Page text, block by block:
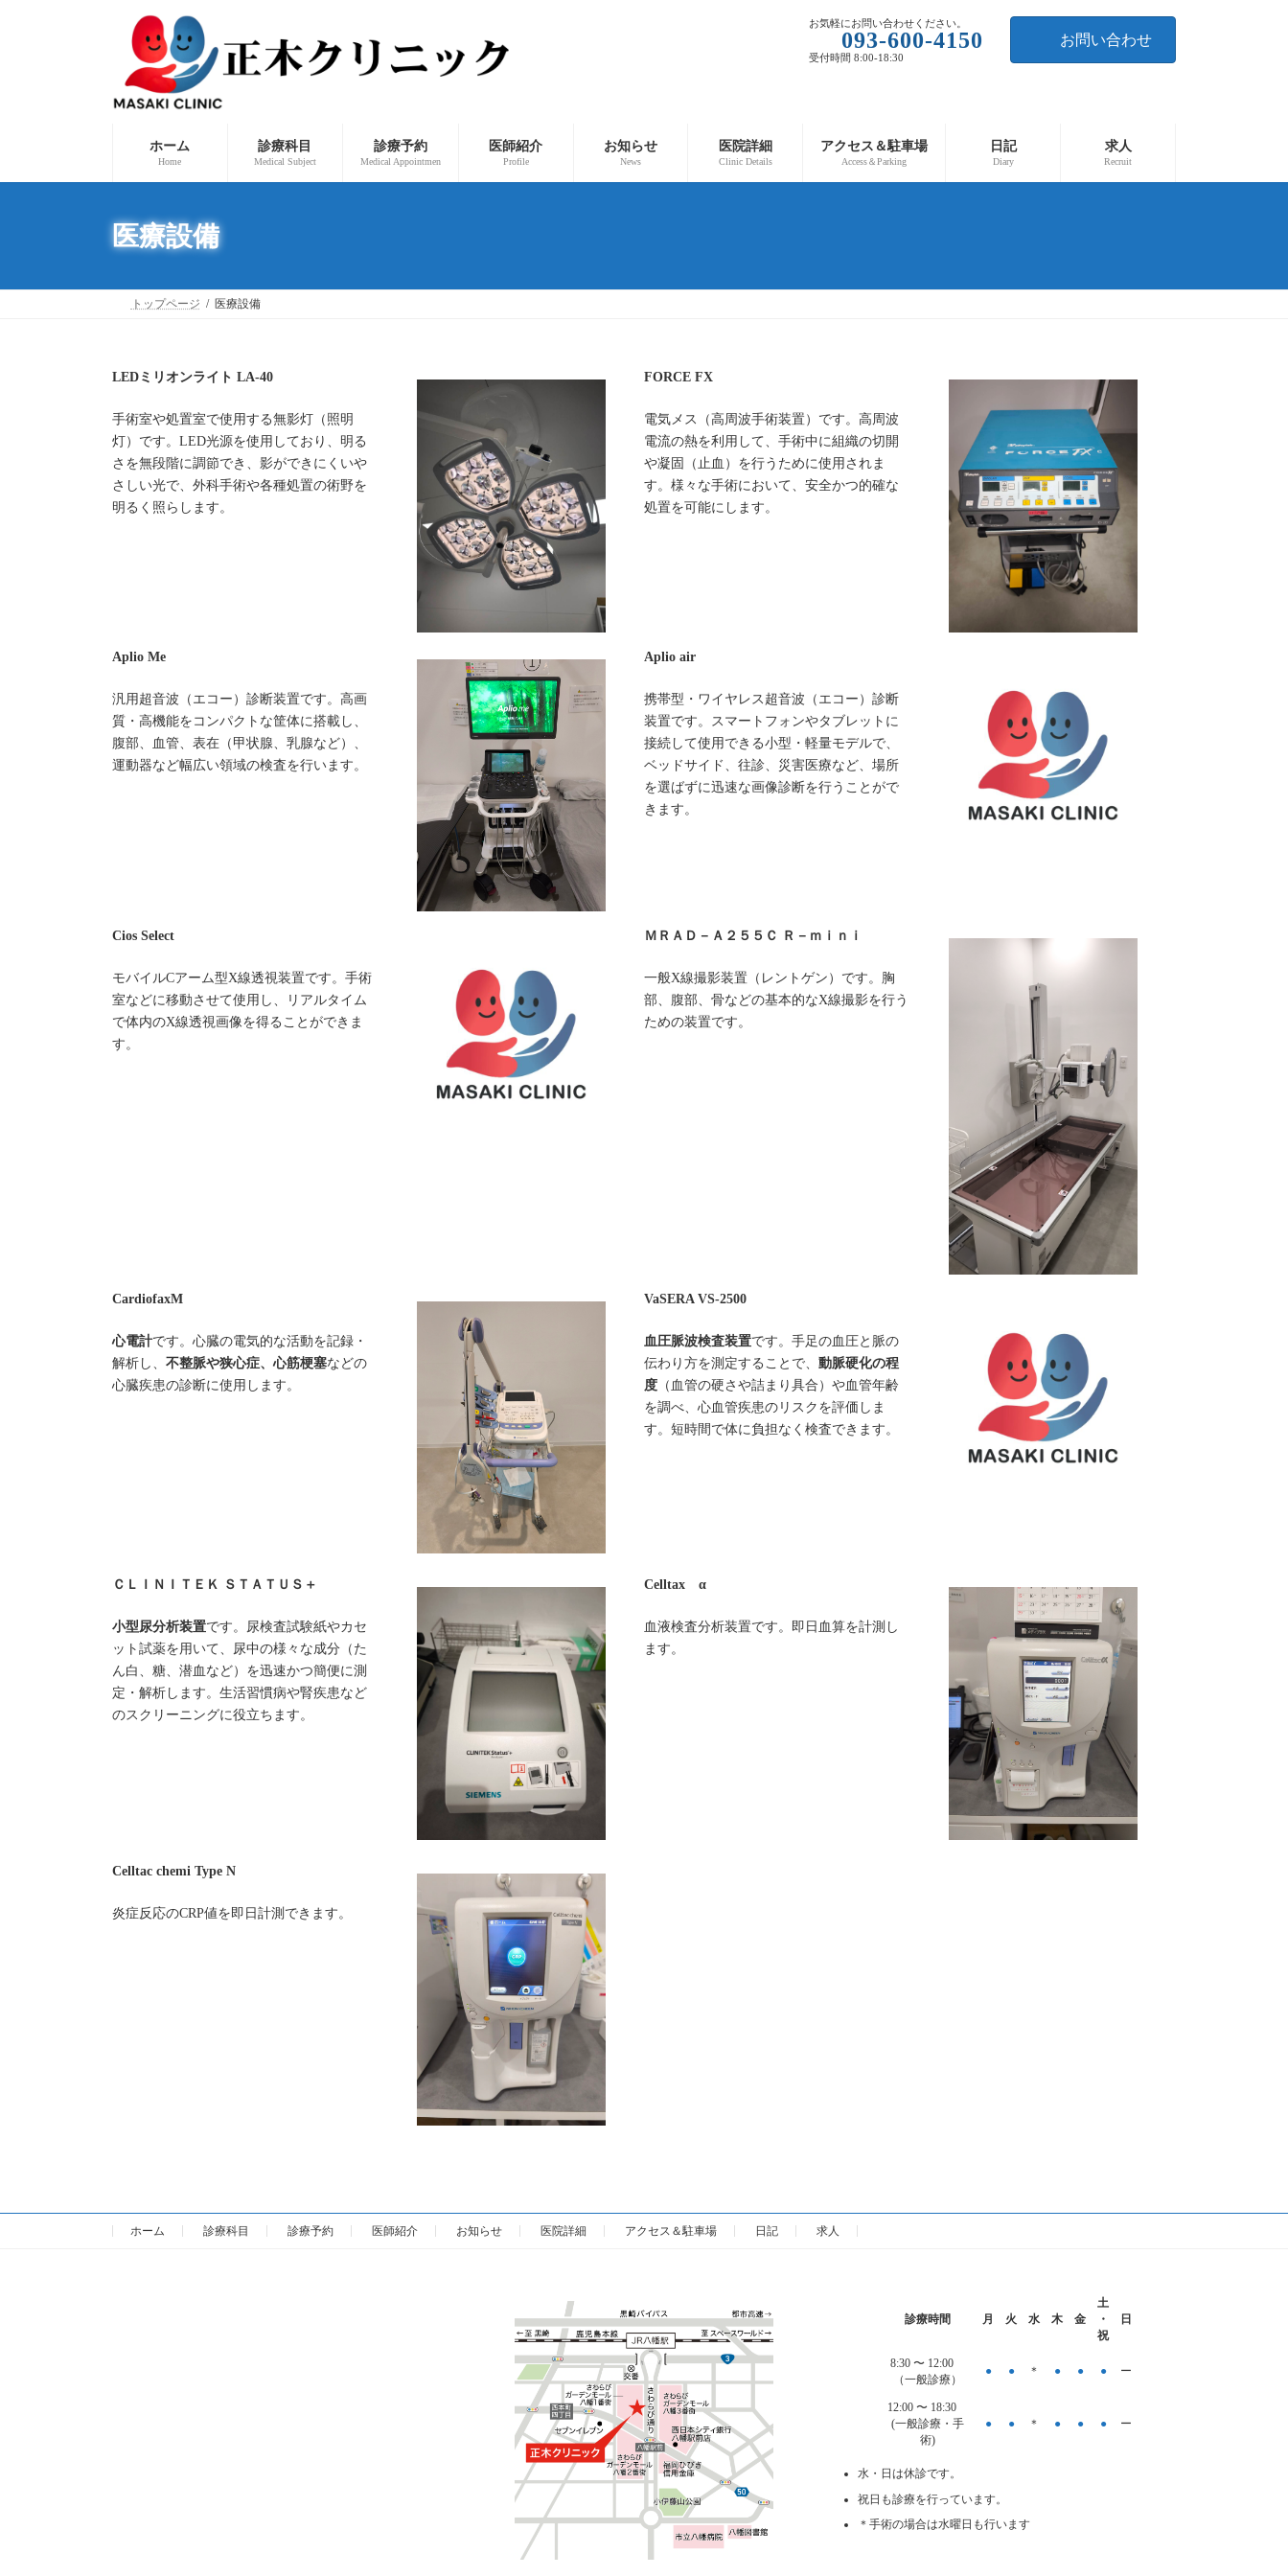
お気軽にお問い合わせください。
093-600-4150
受付時間 8:00-18:30
お問い合わせ
ホーム
Home
診療科目
Medical Subject
診療予約
Medical Appointmen
医師紹介
Profile
お知らせ
News
医院詳細
Clinic Details
アクセス＆駐車場
Access＆Parking
日記
Diary
求人
Recruit
医療設備
トップページ 医療設備
LEDミリオンライト LA-40
手術室や処置室で使用する無影灯（照明
灯）です。LED光源を使用しており、明る
さを無段階に調節でき、影ができにくいや
さしい光で、外科手術や各種処置の術野を
明るく照らします。
FORCE FX
電気メス（高周波手術装置）です。高周波
電流の熱を利用して、手術中に組織の切開
や凝固（止血）を行うために使用されま
す。様々な手術において、安全かつ的確な
処置を可能にします。
Aplio Me
汎用超音波（エコー）診断装置です。高画
質・高機能をコンパクトな筐体に搭載し、
腹部、血管、表在（甲状腺、乳腺など）、
運動器など幅広い領域の検査を行います。
Aplio air
携帯型・ワイヤレス超音波（エコー）診断
装置です。スマートフォンやタブレットに
接続して使用できる小型・軽量モデルで、
ベッドサイド、往診、災害医療など、場所
を選ばずに迅速な画像診断を行うことがで
きます。
Cios Select
モバイルCアーム型X線透視装置です。手術
室などに移動させて使用し、リアルタイム
で体内のX線透視画像を得ることができま
す。
ＭＲＡＤ－Ａ２５５Ｃ Ｒ－ｍｉｎｉ
一般X線撮影装置（レントゲン）です。胸
部、腹部、骨などの基本的なX線撮影を行う
ための装置です。
CardiofaxM
心電計です。心臓の電気的な活動を記録・
解析し、 不整脈や狭心症、心筋梗塞などの
心臓疾患の診断に使用します。
VaSERA VS-2500
血圧脈波検査装置です。手足の血圧と脈の
伝わり方を測定することで、 動脈硬化の程
度 （血管の硬さや詰まり具合）や血管年齢
を調べ、心血管疾患のリスクを評価しま
す。短時間で体に負担なく検査できます。
ＣＬＩＮＩＴＥＫ ＳＴＡＴＵＳ＋
小型尿分析装置です。尿検査試験紙やカセ
ット試薬を用いて、尿中の様々な成分（た
ん白、糖、潜血など）を迅速かつ簡便に測
定・解析します。生活習慣病や腎疾患など
のスクリーニングに役立ちます。
Celltax α
血液検査分析装置です。即日血算を計測し
ます。
Celltac chemi Type N
炎症反応のCRP値を即日計測できます。
ホーム 診療科目 診療予約 医師紹介 お知らせ 医院詳細 アクセス＆駐車場 日記 求人
診療時間 月 火 水 木 金
土
・
祝
日
8:30 〜 12:00
（一般診療）
● ● ＊ ● ● ● ー
12:00 〜 18:30
(一般診療・手
術)
● ● ＊ ● ● ● ー
水・日は休診です。
祝日も診療を行っています。
＊手術の場合は水曜日も行います